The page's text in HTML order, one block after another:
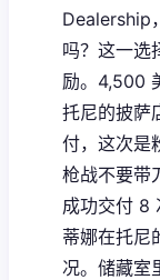
Dealership
吗？这一选
励。4,500
托尼的披萨
付，这次是
枪战不要带
成功交付 8
蒂娜在托尼
况。储藏室